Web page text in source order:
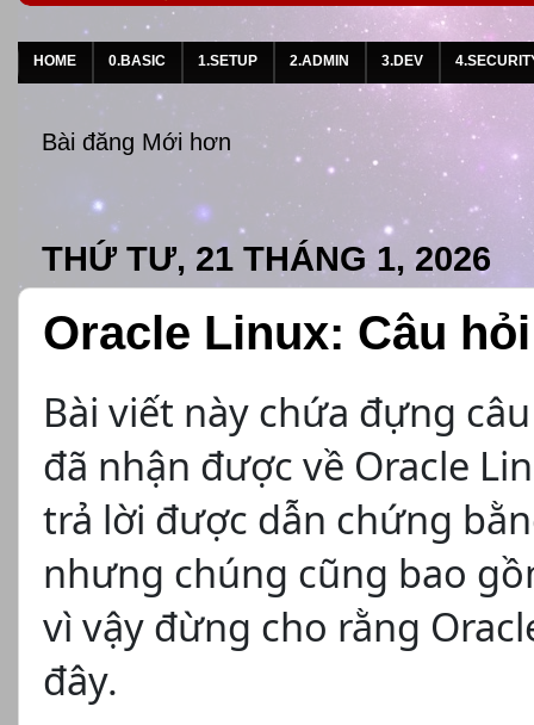
HOME 0.BASIC 1.SETUP 2.ADMIN 3.DEV
Bài đăng Mới hơn
THỨ TƯ, 21 THÁNG 1, 2026
Oracle Linux: Câu
Bài viết này chứa đựng
đã nhận được về Oracle
trả lời được dẫn chứng
nhưng chúng cũng bao
vì vậy đừng cho rằng
đây.